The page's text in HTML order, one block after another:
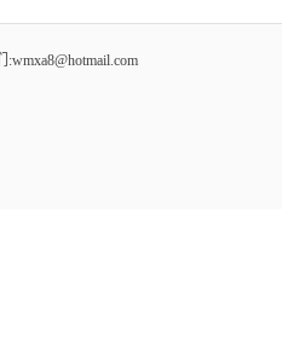
:wmxa8@hotmail.com